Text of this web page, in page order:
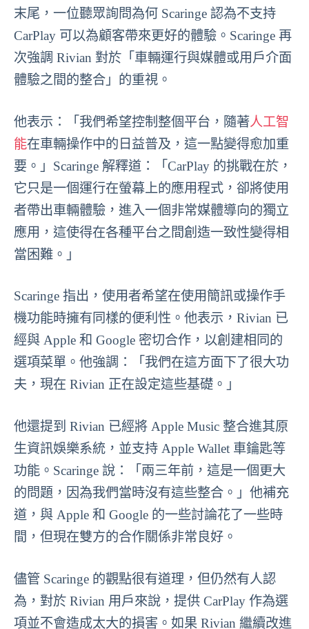
末尾，一位聽眾詢問為何 Scaringe 認為不支持
CarPlay 可以為顧客帶來更好的體驗。Scaringe 再
次強調 Rivian 對於「車輛運行與媒體或用戶介面
體驗之間的整合」的重視。
他表示：「我們希望控制整個平台，隨著人工智
能在車輛操作中的日益普及，這一點變得愈加重
要。」Scaringe 解釋道：「CarPlay 的挑戰在於，
它只是一個運行在螢幕上的應用程式，卻將使用
者帶出車輛體驗，進入一個非常媒體導向的獨立
應用，這使得在各種平台之間創造一致性變得相
當困難。」
Scaringe 指出，使用者希望在使用簡訊或操作手
機功能時擁有同樣的便利性。他表示，Rivian 已
經與 Apple 和 Google 密切合作，以創建相同的
選項菜單。他強調：「我們在這方面下了很大功
夫，現在 Rivian 正在設定這些基礎。」
他還提到 Rivian 已經將 Apple Music 整合進其原
生資訊娛樂系統，並支持 Apple Wallet 車鑰匙等
功能。Scaringe 說：「兩三年前，這是一個更大
的問題，因為我們當時沒有這些整合。」他補充
道，與 Apple 和 Google 的一些討論花了一些時
間，但現在雙方的合作關係非常良好。
儘管 Scaringe 的觀點很有道理，但仍然有人認
為，對於 Rivian 用戶來說，提供 CarPlay 作為選
項並不會造成太大的損害。如果 Rivian 繼續改進